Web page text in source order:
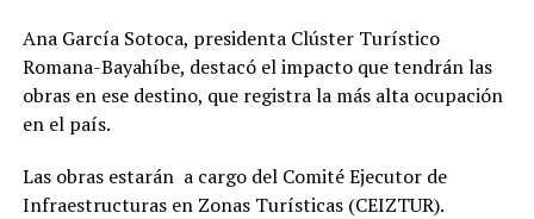
Ana García Sotoca, presidenta Clúster Turístico
Romana-Bayahíbe, destacó el impacto que tendrán las
obras en ese destino, que registra la más alta ocupación
en el país.
Las obras estarán a cargo del Comité Ejecutor de
Infraestructuras en Zonas Turísticas (CEIZTUR).